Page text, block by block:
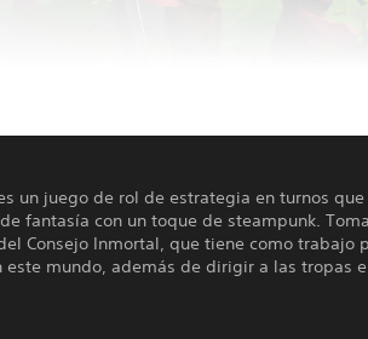
un juego de rol de estrategia en turnos
fantasía con un toque de steampunk.
Consejo Inmortal, que tiene como trabajo
mundo, además de dirigir a las tropas